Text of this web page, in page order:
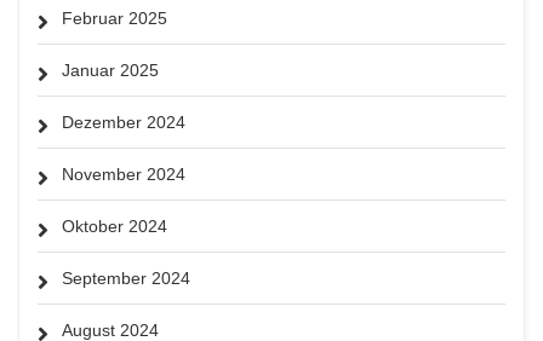
Februar 2025
Januar 2025
Dezember 2024
November 2024
Oktober 2024
September 2024
August 2024